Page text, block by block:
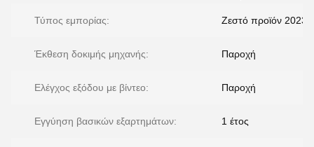
Τύπος εμπορίας: Ζεστό προϊόν 2023
Έκθεση δοκιμής μηχανής: Παροχή
Ελέγχος εξόδου με βίντεο: Παροχή
Εγγύηση βασικών εξαρτημάτων: 1 έτος